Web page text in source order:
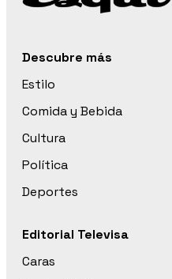
Descubre más
Estilo
Comida y Bebida
Cultura
Política
Deportes
Editorial Televisa
Caras